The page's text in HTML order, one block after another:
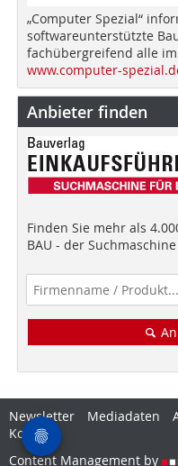
„Computer Spezial“
softwareunterstützte
fachübergreifend alle
www.computer-
Anbieter finden
Finden Sie mehr als
BAU - der
Newsletter Mediadaten
Kontakt
Content Management by